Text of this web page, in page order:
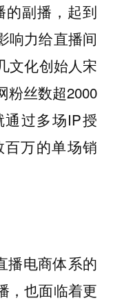
的副播，起到
响力给直播间
文化创始人宋
粉丝数超2000
过多场IP授
万的单场销
播电商体系的
，也面临着更